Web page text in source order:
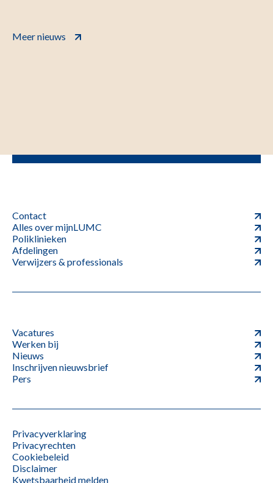
Meer nieuws
Contact
Alles over mijnLUMC
Poliklinieken
Afdelingen
Verwijzers & professionals
Vacatures
Werken bij
Nieuws
Inschrijven nieuwsbrief
Pers
Privacyverklaring
Privacyrechten
Cookiebeleid
Disclaimer
Kwetsbaarheid melden